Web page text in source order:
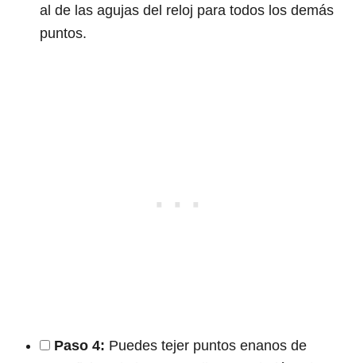
al de las agujas del reloj para todos los demás
puntos.
Paso 4: Puedes tejer puntos enanos de